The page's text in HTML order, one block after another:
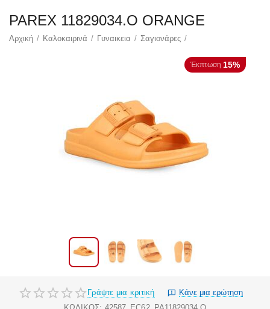
PAREX 11829034.O ORANGE
Αρχική / Καλοκαιρινά / Γυναικεια / Σαγιονάρες /
Έκπτωση 15%
Γράψτε μια κριτική
Κάνε μια ερώτηση